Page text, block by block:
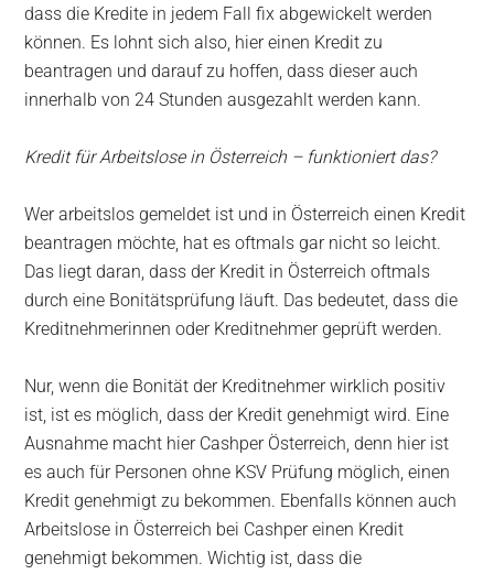
dass die Kredite in jedem Fall fix abgewickelt werden
können. Es lohnt sich also, hier einen Kredit zu
beantragen und darauf zu hoffen, dass dieser auch
innerhalb von 24 Stunden ausgezahlt werden kann.
Kredit für Arbeitslose in Österreich – funktioniert das?
Wer arbeitslos gemeldet ist und in Österreich einen Kredit
beantragen möchte, hat es oftmals gar nicht so leicht.
Das liegt daran, dass der Kredit in Österreich oftmals
durch eine Bonitätsprüfung läuft. Das bedeutet, dass die
Kreditnehmerinnen oder Kreditnehmer geprüft werden.
Nur, wenn die Bonität der Kreditnehmer wirklich positiv
ist, ist es möglich, dass der Kredit genehmigt wird. Eine
Ausnahme macht hier Cashper Österreich, denn hier ist
es auch für Personen ohne KSV Prüfung möglich, einen
Kredit genehmigt zu bekommen. Ebenfalls können auch
Arbeitslose in Österreich bei Cashper einen Kredit
genehmigt bekommen. Wichtig ist, dass die